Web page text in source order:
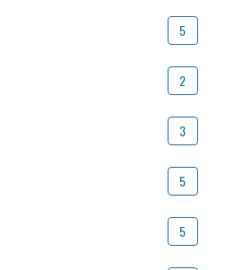
5
2
3
5
5